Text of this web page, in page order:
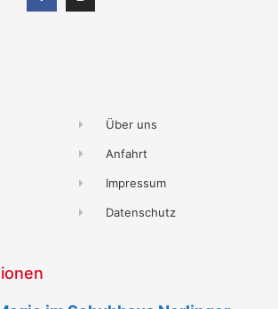
Über uns
Anfahrt
Impressum
Datenschutz